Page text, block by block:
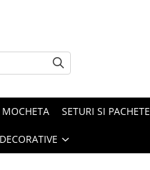
MOCHETA SETURI SI